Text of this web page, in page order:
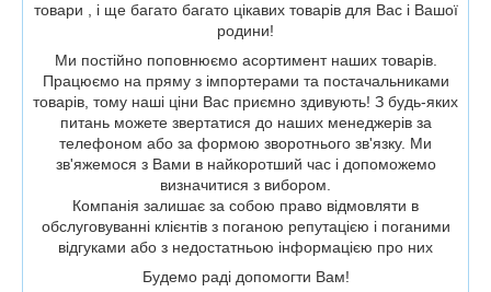
товари , і ще багато багато цікавих товарів для Вас і Вашої
родини!
Ми постійно поповнюємо асортимент наших товарів.
Працюємо на пряму з імпортерами та постачальниками
товарів, тому наші ціни Вас приємно здивують! З будь-яких
питань можете звертатися до наших менеджерів за
телефоном або за формою зворотнього зв'язку. Ми
зв'яжемося з Вами в найкоротший час і допоможемо
визначитися з вибором.
Компанія залишає за собою право відмовляти в
обслуговуванні клієнтів з поганою репутацією і поганими
відгуками або з недостатньою інформацією про них
Будемо раді допомогти Вам!